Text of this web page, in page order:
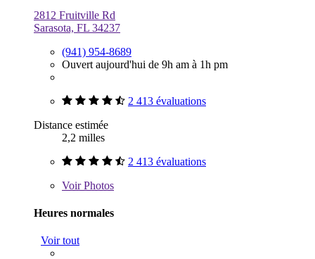
2812 Fruitville Rd
Sarasota, FL 34237
(941) 954-8689
Ouvert aujourd'hui de 9h am à 1h pm
2 413 évaluations
Distance estimée
2,2 milles
2 413 évaluations
VoirPhotos
Heures normales
Voir tout